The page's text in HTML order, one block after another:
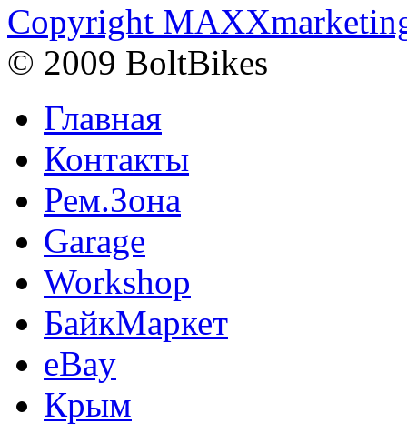
Copyright
© 2009 BoltBikes
Главная
Контакты
Рем.Зона
Garage
Workshop
БайкМаркет
eBay
Крым